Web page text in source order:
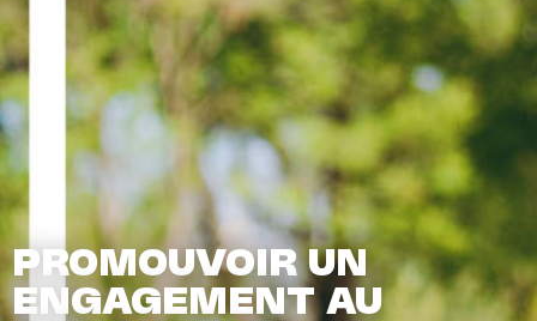
PROMOUVOIR UN
ENGAGEMENT AU